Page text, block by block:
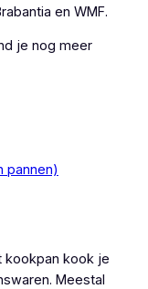
en WMF.
je nog meer
pannen)
kookpan kook je
Meestal